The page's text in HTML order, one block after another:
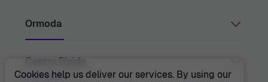
Ormoda
Juul Grietensstraat 9/11, 2140 Antwerp, Belgium
support@ormoda.com
Centre D'aide
Cookies help us deliver our services. By using our